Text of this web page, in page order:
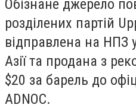
Обізнане джерело
розділених партій
відправлена на НПЗ
Азії та продана з
$20 за барель до
ADNOC.